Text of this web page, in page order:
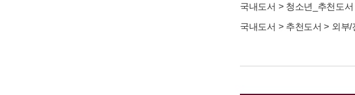
국내도서 > 청소년_추천도서
국내도서 > 추천도서 > 외부/